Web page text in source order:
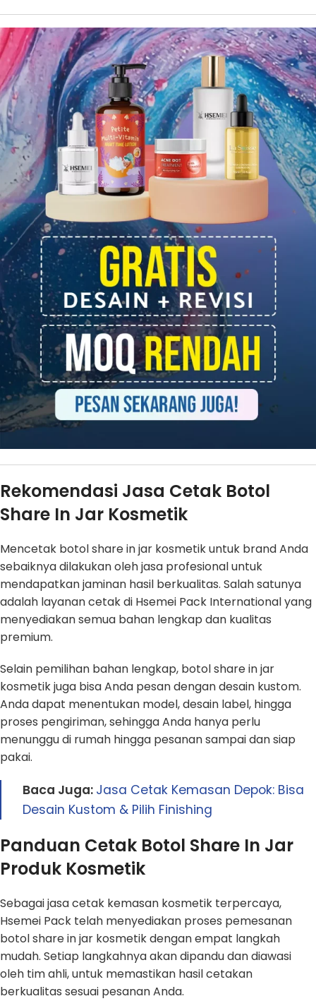
Rekomendasi Jasa Cetak Botol
Share In Jar Kosmetik
Mencetak botol share in jar kosmetik untuk brand Anda
sebaiknya dilakukan oleh jasa profesional untuk
mendapatkan jaminan hasil berkualitas. Salah satunya
adalah layanan cetak di Hsemei Pack International yang
menyediakan semua bahan lengkap dan kualitas
premium.
Selain pemilihan bahan lengkap, botol share in jar
kosmetik juga bisa Anda pesan dengan desain kustom.
Anda dapat menentukan model, desain label, hingga
proses pengiriman, sehingga Anda hanya perlu
menunggu di rumah hingga pesanan sampai dan siap
pakai.
Baca Juga: Jasa Cetak Kemasan Depok: Bisa
Desain Kustom & Pilih Finishing
Panduan Cetak Botol Share In Jar
Produk Kosmetik
Sebagai jasa cetak kemasan kosmetik terpercaya,
Hsemei Pack telah menyediakan proses pemesanan
botol share in jar kosmetik dengan empat langkah
mudah. Setiap langkahnya akan dipandu dan diawasi
oleh tim ahli, untuk memastikan hasil cetakan
berkualitas sesuai pesanan Anda.